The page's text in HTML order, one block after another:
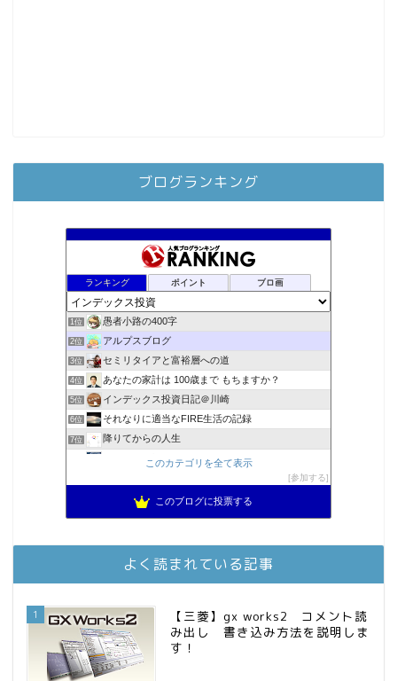
ブログランキング
ランキング ポイント ブロ画
1位 愚者小路の400字
2位 アルプスブログ
3位 セミリタイアと富裕層への道
4位 あなたの家計は 100歳まで もちますか？
5位 インデックス投資日記＠川崎
6位 それなりに適当なFIRE生活の記録
7位 降りてからの人生
2023年(46歳)FIRE！！！＠20XX年FIRE！！！
スパコンSEが効率的投資で一家セミリタイアするブログ
11位 3階建ての資産形成
庶民的家族がインデックス投資でセミリタイア目指してみた
このカテゴリを全て表示
参加する
このブログに投票する
よく読まれている記事
1
【三菱】gx works2 コメント読
み出し 書き込み方法を説明しま
す！